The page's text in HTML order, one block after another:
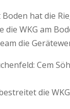
hat die
die WKG am
die
Cem
die